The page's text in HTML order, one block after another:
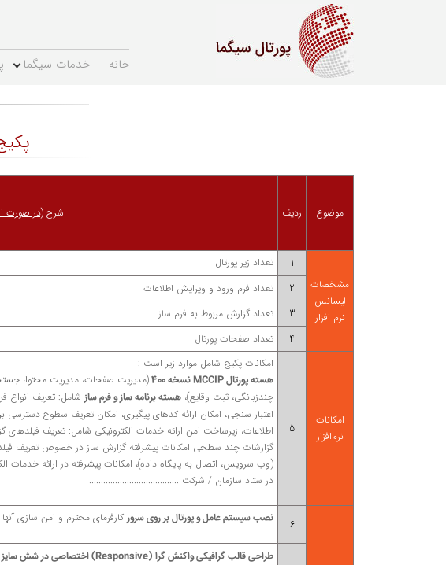
خانه خدمات سیگما
موضوع ردیف شرح(در صورت
مشخصات
لیسانس
نرم افزار
1 تعداد زیر پورتال
2
تعداد فرم ورود و ویرایش اطلاعات
3
تعداد گزارش مربوط به فرم ساز
4
تعداد صفحات پورتال
امکانات
نرم‌افزار
5
امکانات پکیج شامل موارد زیر است :
هسته پورتال MCCIP نسخه 400
(مدیریت صفحات، مدیریت محتوا،
چندزبانگی، ثبت وقایع)، هسته برنامه ساز و فرم ساز شامل: تعریف انواع
اعتبار سنجی، امکان ارائه کدهای پیگیری، امکان تعریف سطوح دسترسی
اطلاعات، زیرساخت امن ارائه خدمات الکترونیکی شامل: تعریف فیلدهای
(وب سرویس، اتصال به پایگاه داده)، امکانات پیشرفته در ارائه
در ستاد سازمان / شرکت ......................................
6 نصب سیستم عامل و پورتال بر روی سرور کارفرمای محترم و امن سازی
طراحی قالب گرافیکی واکنش گرا (Responsive) اختصاصی در شش سایز بدون فلش برای یک زبان (فارسی) و انگلیسی همان قالب به صورت Mirror